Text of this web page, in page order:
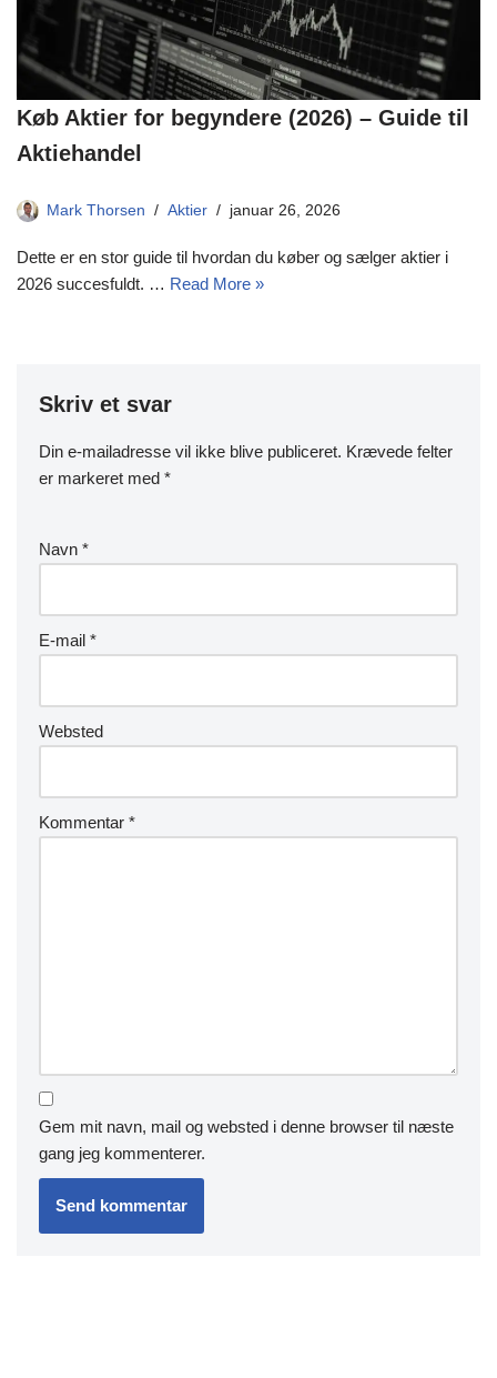
Køb Aktier for begyndere (2026) – Guide til
Aktiehandel
Mark Thorsen Aktier januar 26, 2026
Dette er en stor guide til hvordan du køber og sælger aktier i
2026 succesfuldt. … Read More »
Skriv et svar
Din e-mailadresse vil ikke blive publiceret. Krævede felter
er markeret med *
Navn *
E-mail *
Websted
Kommentar *
Gem mit navn, mail og websted i denne browser til næste
gang jeg kommenterer.